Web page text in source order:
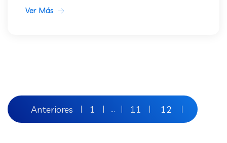
Ver Más
Paginación
de
Anteriores 1 … 11 12